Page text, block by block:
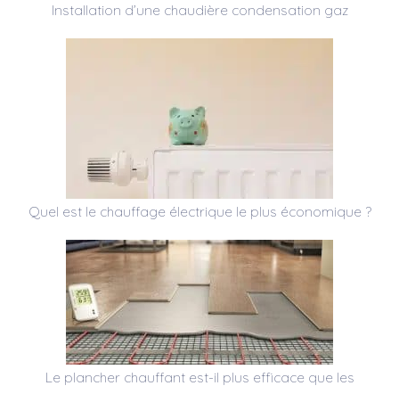
Installation d’une chaudière condensation gaz
Quel est le chauffage électrique le plus économique ?
Le plancher chauffant est-il plus efficace que les